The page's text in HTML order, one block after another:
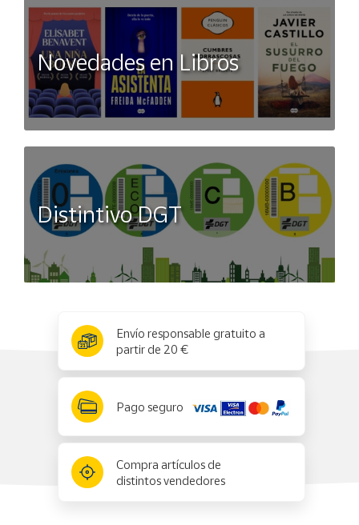
Novedades en Libros
Distintivo DGT
Envío responsable gratuito a
partir de 20 €
Pago seguro
Compra artículos de
distintos vendedores